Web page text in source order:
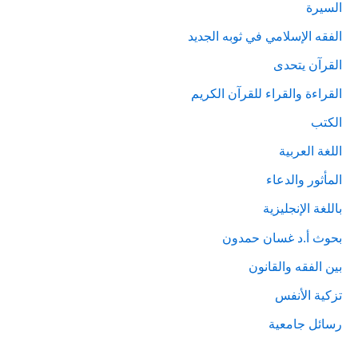
السيرة
الفقه الإسلامي في ثوبه الجديد
القرآن يتحدى
القراءة والقراء للقرآن الكريم
الكتب
اللغة العربية
المأثور والدعاء
باللغة الإنجليزية
بحوث أ.د غسان حمدون
بين الفقه والقانون
تزكية الأنفس
رسائل جامعية